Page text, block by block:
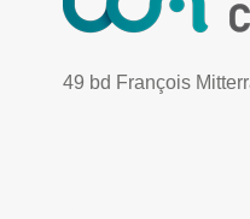
49 bd François